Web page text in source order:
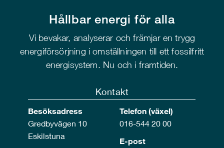
Hållbar energi för alla
Vi bevakar, analyserar och främjar en trygg
energiförsörjning i omställningen till ett fossilfritt
energisystem. Nu och i framtiden.
Kontakt
Besöksadress
Gredbyvägen 10
Eskilstuna
Telefon (växel)
016-544 20 00
E-post